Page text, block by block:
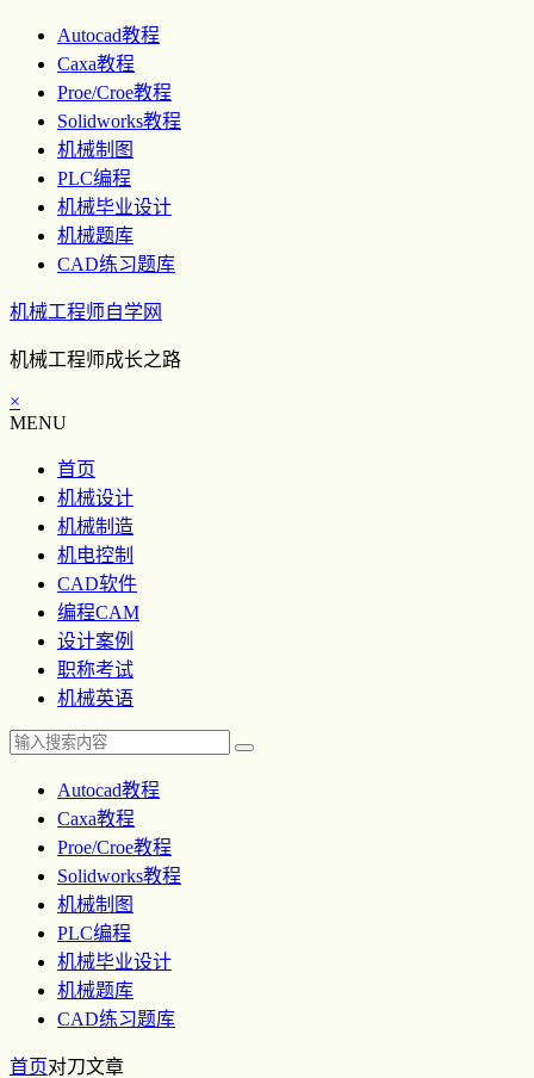
Autocad教程
Caxa教程
Proe/Croe教程
Solidworks教程
机械制图
PLC编程
机械毕业设计
机械题库
CAD练习题库
机械工程师自学网
机械工程师成长之路
×
MENU
首页
机械设计
机械制造
机电控制
CAD软件
编程CAM
设计案例
职称考试
机械英语
Autocad教程
Caxa教程
Proe/Croe教程
Solidworks教程
机械制图
PLC编程
机械毕业设计
机械题库
CAD练习题库
首页对刀文章